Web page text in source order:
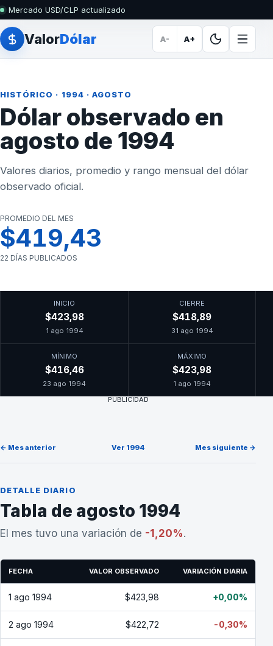
Mercado USD/CLP actualizado
ValorDólar A- A+
HISTÓRICO · 1994 · AGOSTO
Dólar observado en
agosto de 1994
Valores diarios, promedio y rango mensual del dólar
observado oficial.
PROMEDIO DEL MES
$419,43
22 DÍAS PUBLICADOS
INICIO
$423,98
1 ago 1994
CIERRE
$418,89
31 ago 1994
MÍNIMO
$416,46
23 ago 1994
MÁXIMO
$423,98
1 ago 1994
PUBLICIDAD
← Mes anterior Ver 1994 Mes siguiente →
DETALLE DIARIO
Tabla de agosto 1994
El mes tuvo una variación de -1,20%.
FECHA VALOR OBSERVADO VARIACIÓN DIARIA
1 ago 1994 $423,98 +0,00%
2 ago 1994 $422,72 -0,30%